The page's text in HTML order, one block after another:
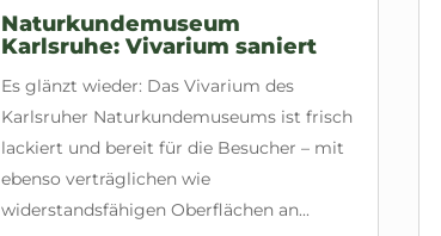
Naturkundemuseum
Karlsruhe: Vivarium saniert
Es glänzt wieder: Das Vivarium des
Karlsruher Naturkundemuseums ist frisch
lackiert und bereit für die Besucher – mit
ebenso verträglichen wie
widerstandsfähigen Oberflächen an...